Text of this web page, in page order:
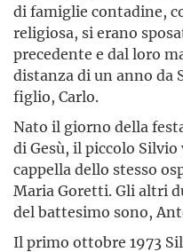
di famiglie contadine,
religiosa, si erano
precedente e dal loro
distanza di un anno da
figlio, Carlo.
Nato il giorno della
di Gesù, il piccolo
cappella dello stesso
Maria Goretti. Gli altri
del battesimo sono,
Il primo ottobre 1973